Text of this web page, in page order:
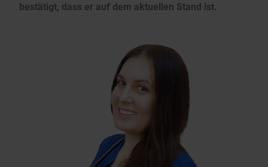
bestätigt, dass er auf dem aktuellen Stand ist.